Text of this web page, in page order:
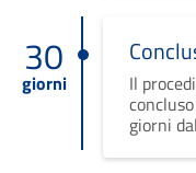
30
giorni Il
giorni